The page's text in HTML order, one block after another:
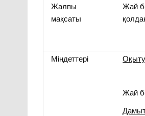
Жалпы
мақсаты
Жай
Міндеттері Оқыту
Жай